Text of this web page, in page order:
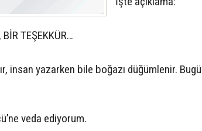
BİR TEŞEKKÜR…
insan yazarken bile boğazı düğümlenir.
veda ediyorum.